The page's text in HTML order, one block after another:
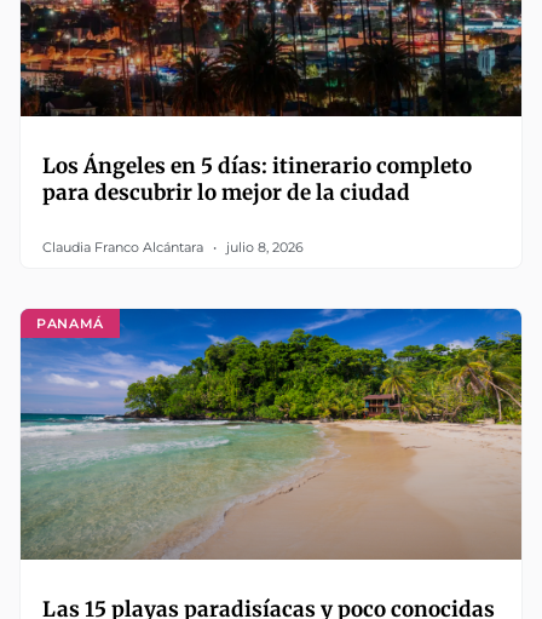
Los Ángeles en 5 días: itinerario completo
para descubrir lo mejor de la ciudad
Claudia Franco Alcántara julio 8, 2026
PANAMÁ
Las 15 playas paradisíacas y poco conocidas